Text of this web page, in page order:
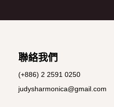
聯絡我們
(+886) 2 2591 0250
judysharmonica@gmail.com